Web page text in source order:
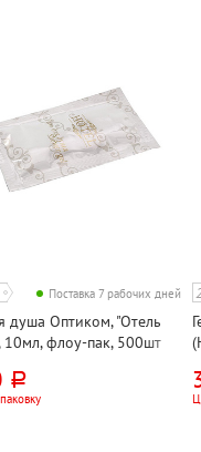
Поставка 7 рабочих дней
душа Оптиком, "Отель
10мл, флоу-пак, 500шт
руб.